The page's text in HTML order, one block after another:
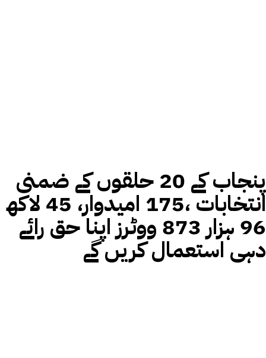
پنجاب کے 20 حلقوں کے ضمنی
انتخابات ،175 امیدوار، 45 لاکھ
96 ہزار 873 ووٹرز اپنا حق رائے
دہی استعمال کریں گے